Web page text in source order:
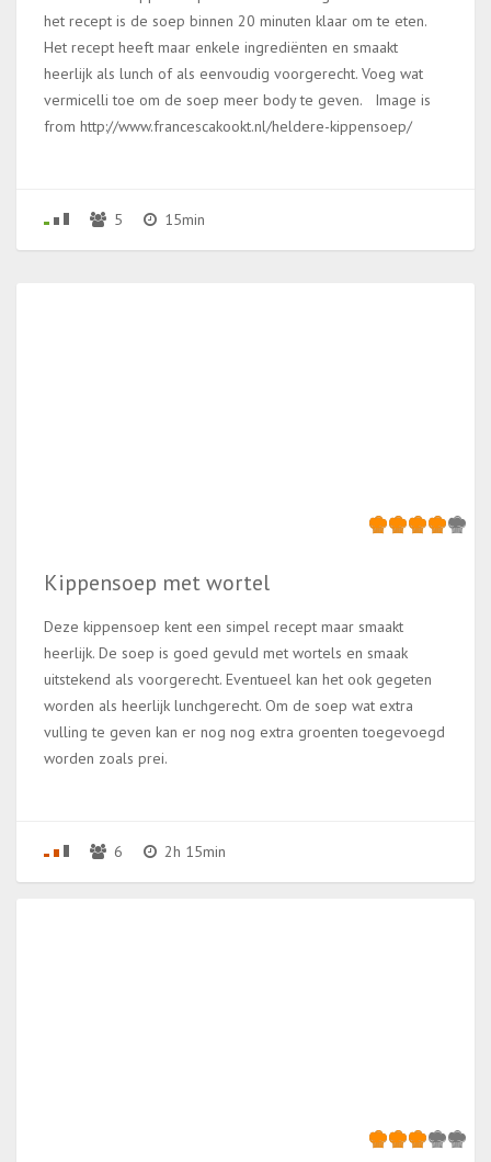
het recept is de soep binnen 20 minuten klaar om te eten.
Het recept heeft maar enkele ingrediënten en smaakt
heerlijk als lunch of als eenvoudig voorgerecht. Voeg wat
vermicelli toe om de soep meer body te geven. Image is
from http://www.francescakookt.nl/heldere-kippensoep/
5 15min
Kippensoep met wortel
Deze kippensoep kent een simpel recept maar smaakt
heerlijk. De soep is goed gevuld met wortels en smaak
uitstekend als voorgerecht. Eventueel kan het ook gegeten
worden als heerlijk lunchgerecht. Om de soep wat extra
vulling te geven kan er nog nog extra groenten toegevoegd
worden zoals prei.
6 2h 15min